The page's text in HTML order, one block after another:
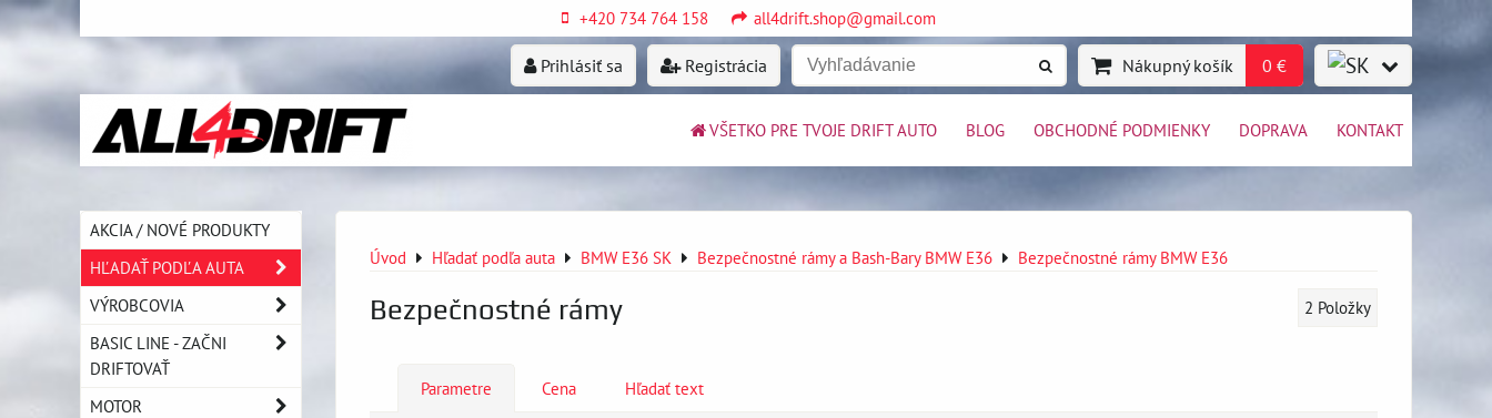
+420 734 764 158 all4drift.shop@gmail.com
Prihlásiť sa Registrácia Nákupný košík 0 €
VŠETKO PRE TVOJE DRIFT AUTO BLOG OBCHODNÉ PODMIENKY DOPRAVA KONTAKT
Úvod Hľadať podľa auta BMW E36 SK Bezpečnostné rámy a Bash-Bary BMW E36 Bezpečnostné rámy BMW E36
Bezpečnostné rámy 2 Položky
Parametre Cena Hľadať text
AKCIA / NOVÉ PRODUKTY
HĽADAŤ PODĽA AUTA
VÝROBCOVIA
BASIC LINE - ZAČNI
DRIFTOVAŤ
MOTOR